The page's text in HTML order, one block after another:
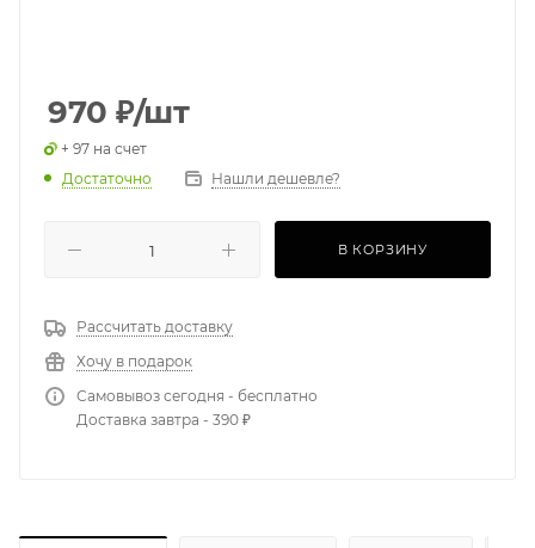
970 ₽/шт
+ 97 на счет
Достаточно
Нашли дешевле?
В КОРЗИНУ
Рассчитать доставку
Хочу в подарок
Самовывоз сегодня - бесплатно
Доставка завтра - 390 ₽